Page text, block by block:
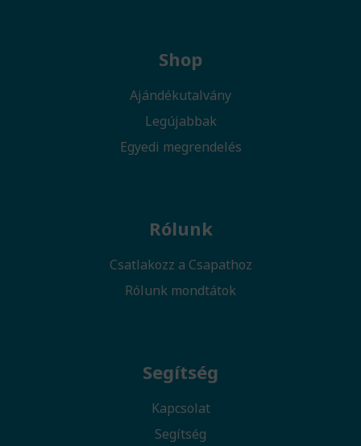
Shop
Ajándékutalvány
Legújabbak
Egyedi megrendelés
Rólunk
Csatlakozz a Csapathoz
Rólunk mondtátok
Segítség
Kapcsolat
Segítség